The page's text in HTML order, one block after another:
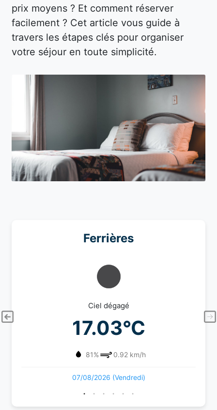
prix moyens ? Et comment réserver
facilement ? Cet article vous guide à
travers les étapes clés pour organiser
votre séjour en toute simplicité.
Ferrières
Ciel dégagé
17.03°C
81% 0.92 km/h
07/08/2026 (Vendredi)